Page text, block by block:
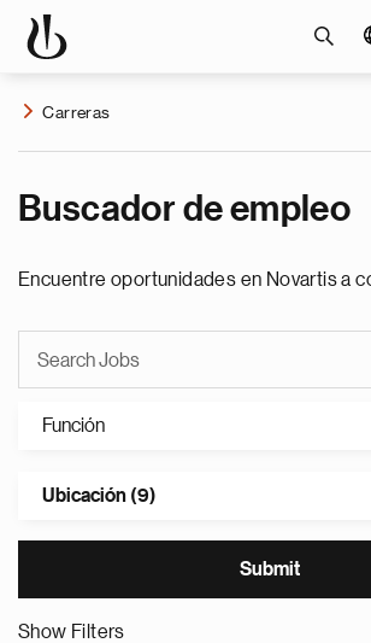
Carreras
Buscador de empleo
Encuentre oportunidades en Novartis a
Función
Ubicación (9)
Show Filters